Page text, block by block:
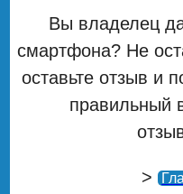
Вы владелец
смартфона? Не
оставьте отзыв и
правильный
>